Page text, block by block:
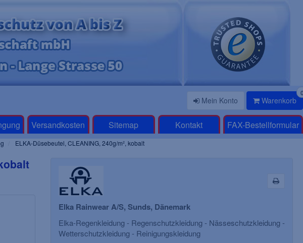
Mein Konto Warenkorb
Versandkosten Sitemap Kontakt FAX-Bestellformular
ELKA-Düsebeutel, CLEANING, 240g/m², kobalt
Elka Rainwear A/S, Sunds, Dänemark
Elka-Regenkleidung - Regenschutzkleidung - Nässeschutzkleidung -
Wetterschutzkleidung - Reinigungskleidung